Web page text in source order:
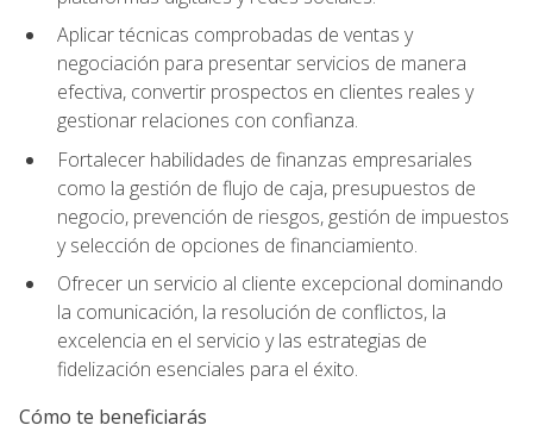
Aplicar técnicas comprobadas de ventas y
negociación para presentar servicios de manera
efectiva, convertir prospectos en clientes reales y
gestionar relaciones con confianza.
Fortalecer habilidades de finanzas empresariales
como la gestión de flujo de caja, presupuestos de
negocio, prevención de riesgos, gestión de impuestos
y selección de opciones de financiamiento.
Ofrecer un servicio al cliente excepcional dominando
la comunicación, la resolución de conflictos, la
excelencia en el servicio y las estrategias de
fidelización esenciales para el éxito.
Cómo te beneficiarás